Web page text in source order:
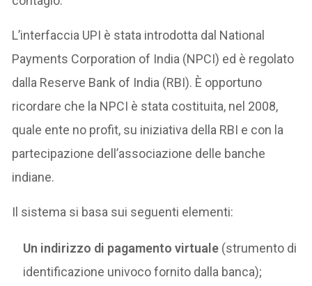
L’interfaccia UPI è stata introdotta dal National
Payments Corporation of India (NPCI) ed è regolato
dalla Reserve Bank of India (RBI). È opportuno
ricordare che la NPCI è stata costituita, nel 2008,
quale ente no profit, su iniziativa della RBI e con la
partecipazione dell’associazione delle banche
indiane.
Il sistema si basa sui seguenti elementi:
Un indirizzo di pagamento virtuale (strumento di
identificazione univoco fornito dalla banca);